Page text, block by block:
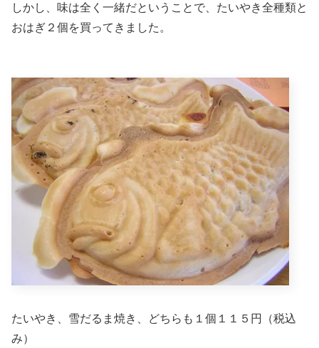
しかし、味は全く一緒だということで、たいやき全種類と
おはぎ２個を買ってきました。
たいやき、雪だるま焼き、どちらも１個１１５円（税込
み）